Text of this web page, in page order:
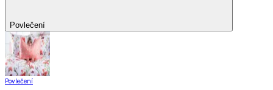
Povlečení
Povlečení